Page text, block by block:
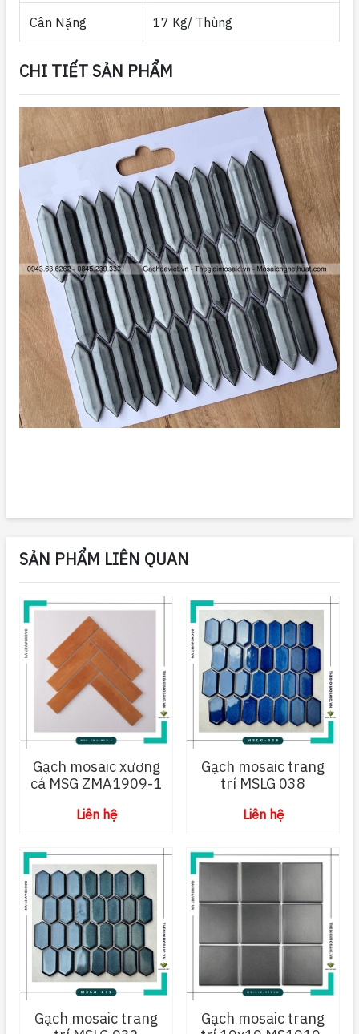
Cân Nặng 17 Kg/ Thùng
CHI TIẾT SẢN PHẨM
SẢN PHẨM LIÊN QUAN
Gạch mosaic xương
cá MSG ZMA1909-1
Liên hệ
Gạch mosaic trang
trí MSLG 038
Liên hệ
Gạch mosaic trang
Gạch mosaic trang